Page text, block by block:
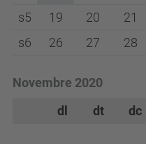
s5
19 20 21
s6
26 27 28
Novembre 2020
dl
dt dc